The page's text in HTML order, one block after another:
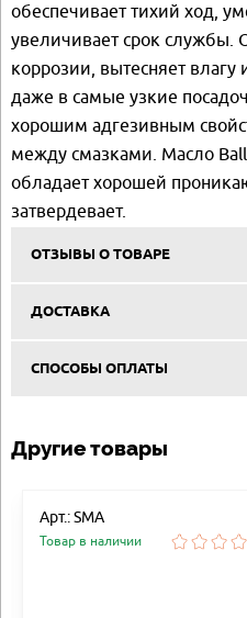
обеспечивает тихий ход,
увеличивает срок службы.
коррозии, вытесняет влагу
даже в самые узкие
хорошим адгезивным
между смазками. Масло
обладает хорошей
затвердевает.
ОТЗЫВЫ О ТОВАРЕ
ДОСТАВКА
СПОСОБЫ ОПЛАТЫ
Другие товары
Арт.: SMA
Товар в наличии